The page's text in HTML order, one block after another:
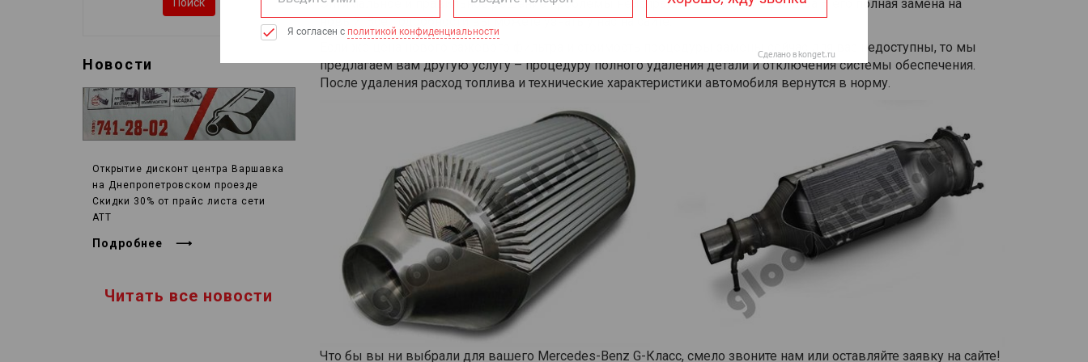
Новости
Открытие дисконт центра Варшавка
на Днепропетровском проезде
Скидки 30% от прайс листа сети
АТТ
Подробнее
Читать все новости
Оптимальное и правильное решение проблемы неисправного сажевого фильтра – его полная замена на
новый. Все подробности вы можете узнать у нас на сайте.
Если же цена нового сажевого фильтра и стоимость процедуры замены сейчас для вас недоступны, то мы
предлагаем вам другую услугу – процедуру полного удаления детали и отключения системы обеспечения.
После удаления расход топлива и технические характеристики автомобиля вернутся в норму.
Что бы вы ни выбрали для вашего Mercedes-Benz G-Класс, смело звоните нам или оставляйте заявку на сайте!